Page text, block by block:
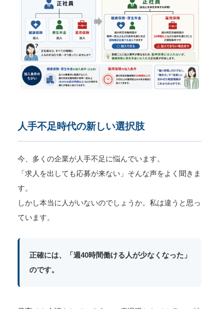
人手不足時代の新しい選択肢
今、多くの企業が人手不足に悩んでいます。
「求人を出しても応募が来ない」そんな声をよく聞きま
す。
しかし本当に人がいないのでしょうか。私は違うと思っ
ています。
正確には、「週40時間働ける人が少なくなった」
のです。